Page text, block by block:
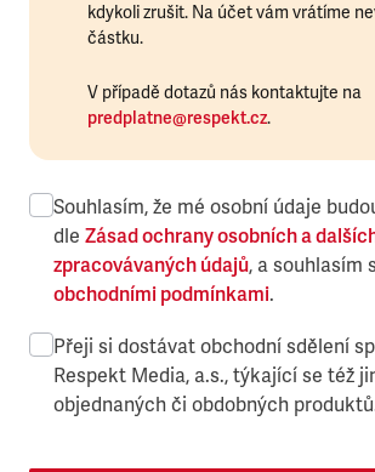
kdykoli zrušit. Na účet vám vrátíme
částku.
V případě dotazů nás kontaktujte na
predplatne@respekt.cz.
Souhlasím, že mé osobní údaje
dle Zásad ochrany osobních a
zpracovávaných údajů, a souhlasím
obchodními podmínkami.
Přeji si dostávat obchodní sdělení
Respekt Media, a.s., týkající se též
objednaných či obdobných